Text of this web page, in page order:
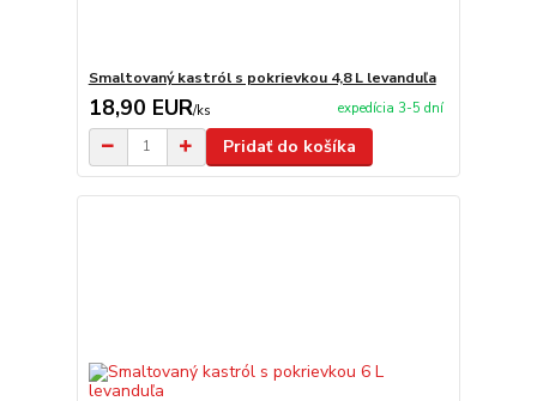
Smaltovaný kastról s pokrievkou 4,8 L levanduľa
18,90 EUR/ks expedícia 3-5 dní
Pridať do košíka